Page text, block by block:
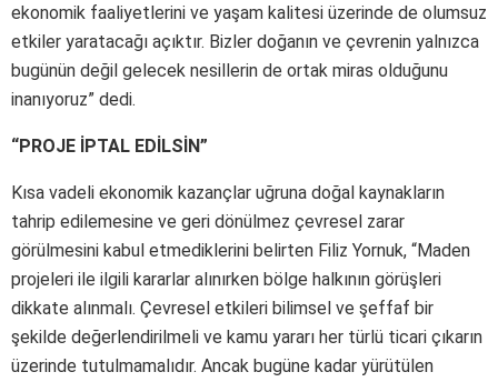
ekonomik faaliyetlerini ve yaşam kalitesi üzerinde de olumsuz
etkiler yaratacağı açıktır. Bizler doğanın ve çevrenin yalnızca
bugünün değil gelecek nesillerin de ortak miras olduğunu
inanıyoruz” dedi.
“PROJE İPTAL EDİLSİN”
Kısa vadeli ekonomik kazançlar uğruna doğal kaynakların
tahrip edilemesine ve geri dönülmez çevresel zarar
görülmesini kabul etmediklerini belirten Filiz Yornuk, “Maden
projeleri ile ilgili kararlar alınırken bölge halkının görüşleri
dikkate alınmalı. Çevresel etkileri bilimsel ve şeffaf bir
şekilde değerlendirilmeli ve kamu yararı her türlü ticari çıkarın
üzerinde tutulmamalıdır. Ancak bugüne kadar yürütülen